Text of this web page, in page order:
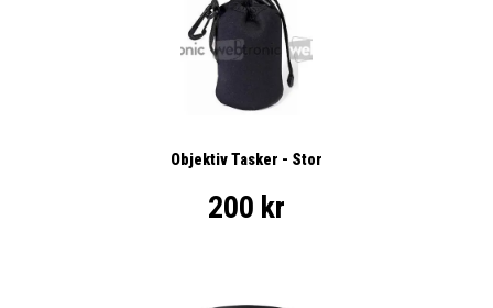
Objektiv Tasker - Stor
200 kr